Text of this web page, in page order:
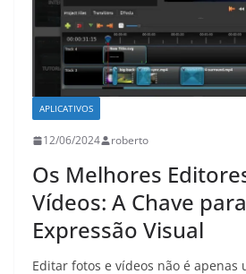
APLICATIVOS
12/06/2024 roberto
Os Melhores
Vídeos: A Chave
Expressão Visual
Editar fotos e vídeos não é apenas